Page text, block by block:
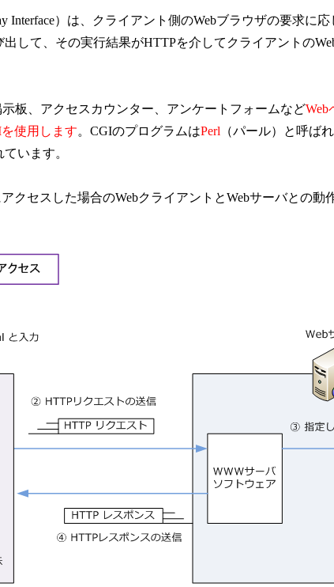
Interface）は、クライアント側のWebブラウザの要求に
して、その実行結果がHTTPを介してクライアントの
板、アクセスカウンター、アンケートフォームなどWeb
使用します。CGIのプログラムはPerl （パール）と呼ば
います。
クセスした場合のWebクライアントとWebサーバとの動